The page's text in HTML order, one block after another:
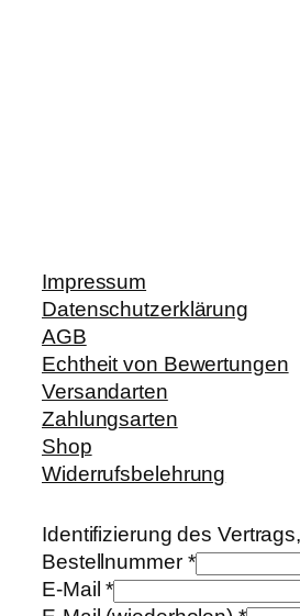
Impressum
Datenschutzerklärung
AGB
Echtheit von Bewertungen
Versandarten
Zahlungsarten
Shop
Widerrufsbelehrung
Identifizierung des
Bestellnummer *
E-Mail*